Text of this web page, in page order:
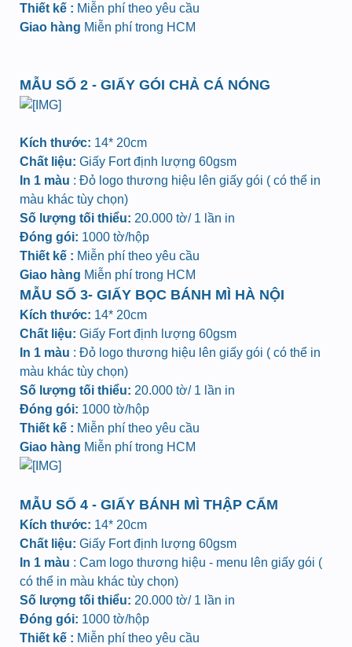
Thiết kế : Miễn phí theo yêu cầu
Giao hàng Miễn phí trong HCM
MẪU SỐ 2 - GIẤY GÓI CHẢ CÁ NÓNG
Kích thước: 14* 20cm
Chất liệu: Giấy Fort định lượng 60gsm
In 1 màu : Đỏ logo thương hiệu lên giấy gói ( có thể in
màu khác tùy chọn)
Số lượng tối thiểu: 20.000 tờ/ 1 lần in
Đóng gói: 1000 tờ/hộp
Thiết kế : Miễn phí theo yêu cầu
Giao hàng Miễn phí trong HCM
MẪU SỐ 3- GIẤY BỌC BÁNH MÌ HÀ NỘI
Kích thước: 14* 20cm
Chất liệu: Giấy Fort định lượng 60gsm
In 1 màu : Đỏ logo thương hiệu lên giấy gói ( có thể in
màu khác tùy chọn)
Số lượng tối thiểu: 20.000 tờ/ 1 lần in
Đóng gói: 1000 tờ/hộp
Thiết kế : Miễn phí theo yêu cầu
Giao hàng Miễn phí trong HCM
MẪU SỐ 4 - GIẤY BÁNH MÌ THẬP CẨM
Kích thước: 14* 20cm
Chất liệu: Giấy Fort định lượng 60gsm
In 1 màu : Cam logo thương hiệu - menu lên giấy gói (
có thể in màu khác tùy chọn)
Số lượng tối thiểu: 20.000 tờ/ 1 lần in
Đóng gói: 1000 tờ/hộp
Thiết kế : Miễn phí theo yêu cầu